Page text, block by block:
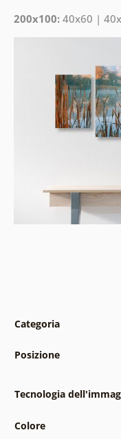
200x100: 40x60 |
Categoria
Posizione
Tecnologia
Colore